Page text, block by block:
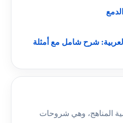
شرح شامل مع أمثلة
المناهج، وهي شروحات